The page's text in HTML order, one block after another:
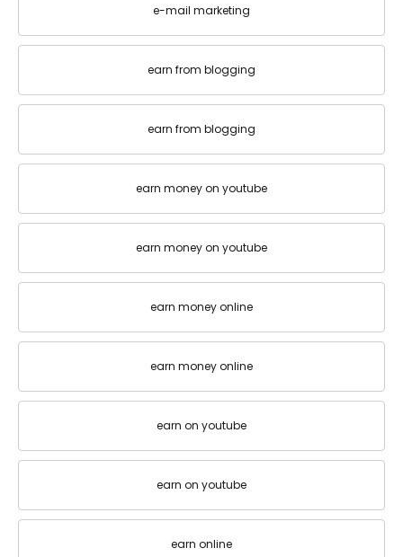
e-mail marketing
earn from blogging
earn from blogging
earn money on youtube
earn money on youtube
earn money online
earn money online
earn on youtube
earn on youtube
earn online